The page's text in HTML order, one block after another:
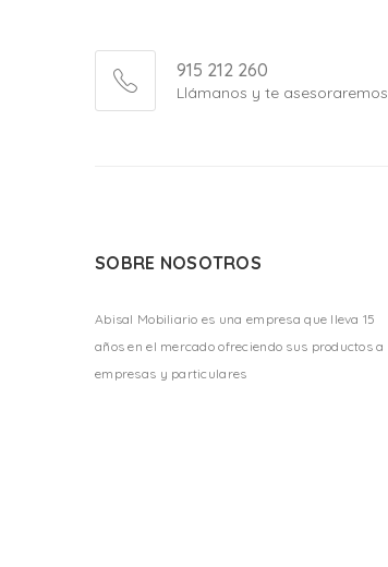
915 212 260
Llámanos y te asesoraremos
SOBRE NOSOTROS
Abisal Mobiliario es una empresa que lleva 15
años en el mercado ofreciendo sus productos a
empresas y particulares